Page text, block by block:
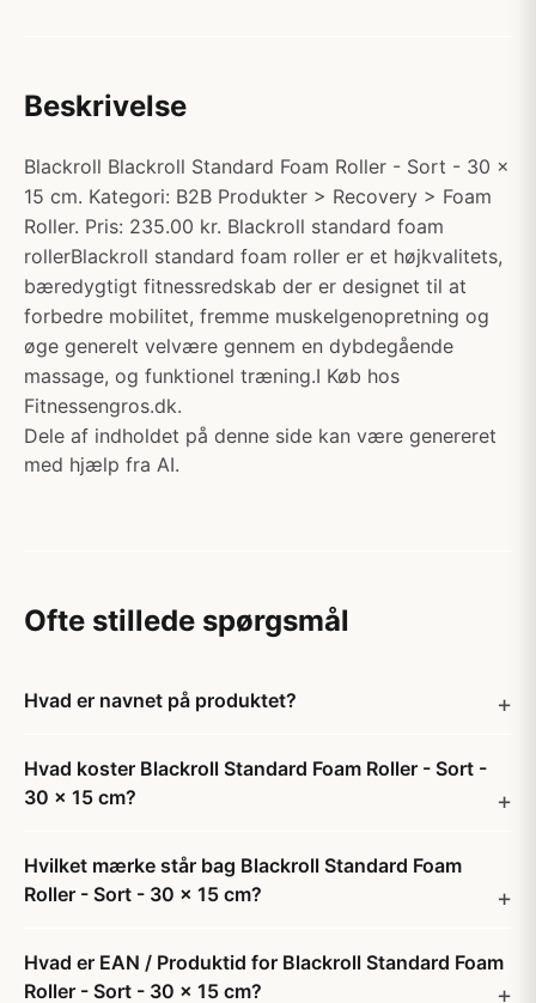
Beskrivelse
Blackroll Blackroll Standard Foam Roller - Sort - 30 x
15 cm. Kategori: B2B Produkter > Recovery > Foam
Roller. Pris: 235.00 kr. Blackroll standard foam
rollerBlackroll standard foam roller er et højkvalitets,
bæredygtigt fitnessredskab der er designet til at
forbedre mobilitet, fremme muskelgenopretning og
øge generelt velvære gennem en dybdegående
massage, og funktionel træning.I Køb hos
Fitnessengros.dk.
Dele af indholdet på denne side kan være genereret
med hjælp fra AI.
Ofte stillede spørgsmål
Hvad er navnet på produktet?
Hvad koster Blackroll Standard Foam Roller - Sort -
30 x 15 cm?
Hvilket mærke står bag Blackroll Standard Foam
Roller - Sort - 30 x 15 cm?
Hvad er EAN / Produktid for Blackroll Standard Foam
Roller - Sort - 30 x 15 cm?